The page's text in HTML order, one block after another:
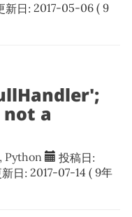
新日: 2017-05-06 ( 9
a
, Python 投稿日:
日: 2017-07-14 ( 9年